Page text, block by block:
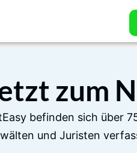
zum
befinden sich über
und Juristen